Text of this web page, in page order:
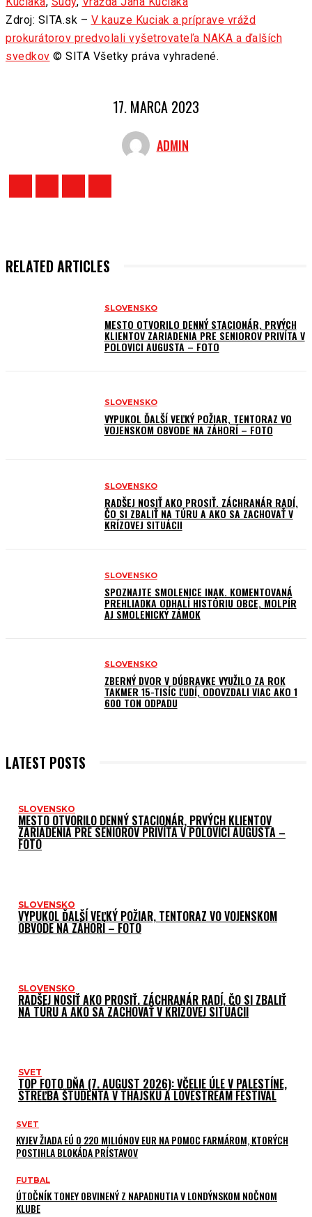
Zdroj: SITA.sk – V kauze Kuciak a príprave vrážd
prokurátorov predvolali vyšetrovateľa NAKA a ďalších
svedkov © SITA Všetky práva vyhradené.
17. MARCA 2023
ADMIN
RELATED ARTICLES
SLOVENSKO
MESTO OTVORILO DENNÝ STACIONÁR, PRVÝCH
KLIENTOV ZARIADENIA PRE SENIOROV PRIVÍTA V
POLOVICI AUGUSTA – FOTO
SLOVENSKO
VYPUKOL ĎALŠÍ VEĽKÝ POŽIAR, TENTORAZ VO
VOJENSKOM OBVODE NA ZÁHORÍ – FOTO
SLOVENSKO
RADŠEJ NOSIŤ AKO PROSIŤ. ZÁCHRANÁR RADÍ,
ČO SI ZBALIŤ NA TÚRU A AKO SA ZACHOVAŤ V
KRÍZOVEJ SITUÁCII
SLOVENSKO
SPOZNAJTE SMOLENICE INAK. KOMENTOVANÁ
PREHLIADKA ODHALÍ HISTÓRIU OBCE, MOLPÍR
AJ SMOLENICKÝ ZÁMOK
SLOVENSKO
ZBERNÝ DVOR V DÚBRAVKE VYUŽILO ZA ROK
TAKMER 15-TISÍC ĽUDÍ, ODOVZDALI VIAC AKO 1
600 TON ODPADU
LATEST POSTS
SLOVENSKO
MESTO OTVORILO DENNÝ STACIONÁR, PRVÝCH KLIENTOV
ZARIADENIA PRE SENIOROV PRIVÍTA V POLOVICI AUGUSTA –
FOTO
SLOVENSKO
VYPUKOL ĎALŠÍ VEĽKÝ POŽIAR, TENTORAZ VO VOJENSKOM
OBVODE NA ZÁHORÍ – FOTO
SLOVENSKO
RADŠEJ NOSIŤ AKO PROSIŤ. ZÁCHRANÁR RADÍ, ČO SI ZBALIŤ
NA TÚRU A AKO SA ZACHOVAŤ V KRÍZOVEJ SITUÁCII
SVET
TOP FOTO DŇA (7. AUGUST 2026): VČELIE ÚLE V PALESTÍNE,
STREĽBA ŠTUDENTA V THAJSKU A LOVESTREAM FESTIVAL
SVET
KYJEV ŽIADA EÚ O 220 MILIÓNOV EUR NA POMOC FARMÁROM, KTORÝCH
POSTIHLA BLOKÁDA PRÍSTAVOV
FUTBAL
ÚTOČNÍK TONEY OBVINENÝ Z NAPADNUTIA V LONDÝNSKOM NOČNOM
KLUBE